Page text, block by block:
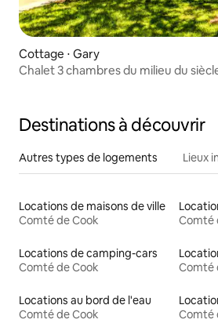
Cottage ⋅ Gary
Chalet 3 chambres du milieu du
Destinations à découvrir
Autres types de logements Lieux
Locations de maisons de ville
Comté de Cook
Comté
Locations de camping-cars
Comté de Cook
Comté
Locations au bord de l'eau
Comté de Cook
Comté